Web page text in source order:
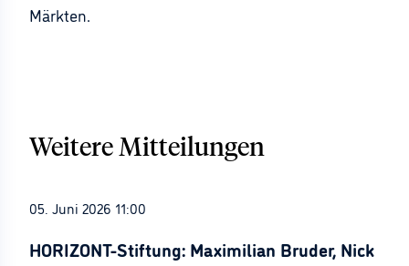
Märkten.
Weitere Mitteilungen
05. Juni 2026 11:00
HORIZONT-Stiftung: Maximilian Bruder, Nick